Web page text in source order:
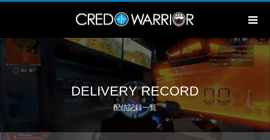
DELIVERY RECORD
配信記録一覧